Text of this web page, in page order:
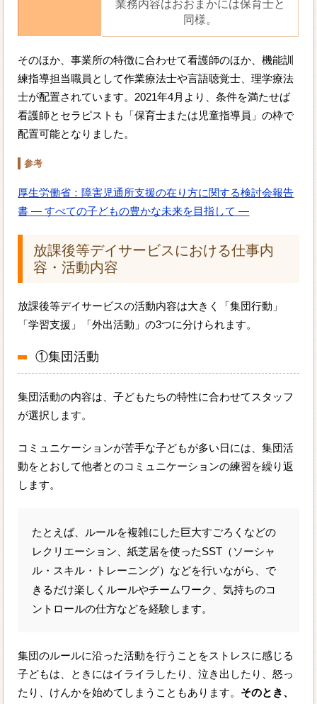
業務内容はおおまかには保育士と
同様。
そのほか、事業所の特徴に合わせて看護師のほか、機能訓
練指導担当職員として作業療法士や言語聴覚士、理学療法
士が配置されています。2021年4月より、条件を満たせば
看護師とセラピストも「保育士または児童指導員」の枠で
配置可能となりました。
参考
厚生労働省：障害児通所支援の在り方に関する検討会報告
書 ― すべての子どもの豊かな未来を目指して ―
放課後等デイサービスにおける仕事内
容・活動内容
放課後等デイサービスの活動内容は大きく「集団行動」
「学習支援」「外出活動」の3つに分けられます。
①集団活動
集団活動の内容は、子どもたちの特性に合わせてスタッフ
が選択します。
コミュニケーションが苦手な子どもが多い日には、集団活
動をとおして他者とのコミュニケーションの練習を繰り返
します。
たとえば、ルールを複雑にした巨大すごろくなどの
レクリエーション、紙芝居を使ったSST（ソーシャ
ル・スキル・トレーニング）などを行いながら、で
きるだけ楽しくルールやチームワーク、気持ちのコ
ントロールの仕方などを経験します。
集団のルールに沿った活動を行うことをストレスに感じる
子どもは、ときにはイライラしたり、泣き出したり、怒っ
たり、けんかを始めてしまうこともあります。 そのとき、